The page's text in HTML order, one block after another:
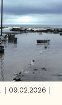
| 09.02.2026 |